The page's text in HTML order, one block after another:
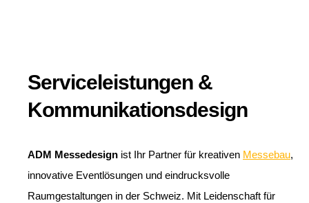
Serviceleistungen &
Kommunikationsdesign
ADM Messedesign ist Ihr Partner für kreativen Messebau,
innovative Eventlösungen und eindrucksvolle
Raumgestaltungen in der Schweiz. Mit Leidenschaft für